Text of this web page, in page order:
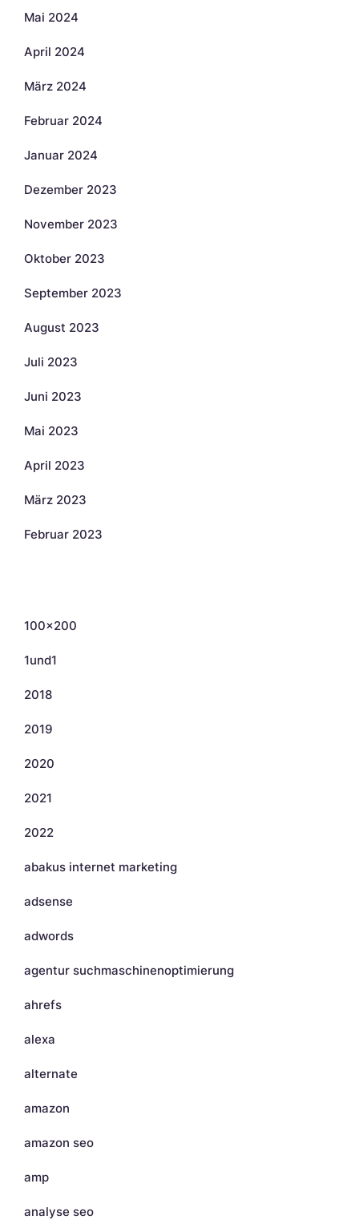
Mai 2024
April 2024
März 2024
Februar 2024
Januar 2024
Dezember 2023
November 2023
Oktober 2023
September 2023
August 2023
Juli 2023
Juni 2023
Mai 2023
April 2023
März 2023
Februar 2023
100×200
1und1
2018
2019
2020
2021
2022
abakus internet marketing
adsense
adwords
agentur suchmaschinenoptimierung
ahrefs
alexa
alternate
amazon
amazon seo
amp
analyse seo